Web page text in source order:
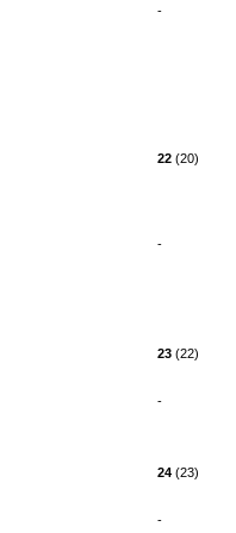
-
22 (20)
-
23 (22)
-
24 (23)
-